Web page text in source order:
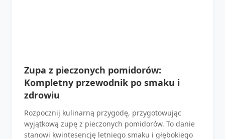
Zupa z pieczonych pomidorów:
Kompletny przewodnik po smaku i
zdrowiu
Rozpocznij kulinarną przygodę, przygotowując
wyjątkową zupę z pieczonych pomidorów. To danie
stanowi kwintesencję letniego smaku i głębokiego